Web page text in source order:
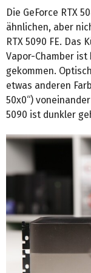
Die GeForce RTX
ähnlichen, aber
RTX 5090 FE.
Vapor-Chamber ist
gekommen.
etwas anderen
50x0“)
5090 ist dunkler